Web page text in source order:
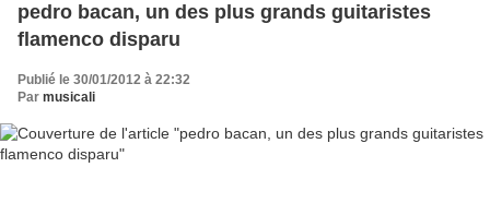
pedro bacan, un des plus grands guitaristes
flamenco disparu
Publié le 30/01/2012 à 22:32
Par musicali